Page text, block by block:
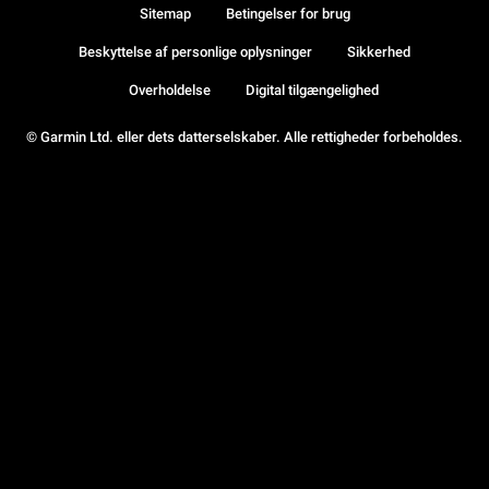
© Garmin Ltd. eller dets datterselskaber. Alle rettigheder forbeholdes.
Sitemap Betingelser for brug
Beskyttelse af personlige oplysninger Sikkerhed
Overholdelse Digital tilgængelighed